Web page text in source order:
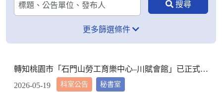
更多篩選條件
科室公告
轉知桃園市「石門山勞工育樂中心–川賦會館」已正式營運中
秘書室
2026-05-19